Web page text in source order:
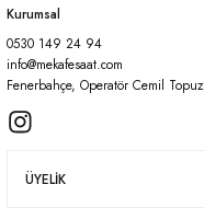
Kurumsal
0530 149 24 94
info@mekafesaat.com
Fenerbahçe, Operatör Cemil
ÜYELİK